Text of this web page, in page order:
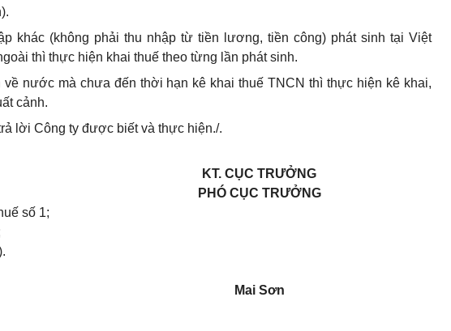
khác (không phải thu nhập từ tiền lương, tiền công) phát sinh tại Việt
thì thực hiện khai thuế theo từng lần phát sinh.
nước mà chưa đến thời hạn kê khai thuế TNCN thì thực hiện kê khai,
cảnh.
lời Công ty được biết và thực hiện./.
số 1;
KT. CỤC TRƯỞNG
PHÓ CỤC TRƯỞNG
Mai Sơn